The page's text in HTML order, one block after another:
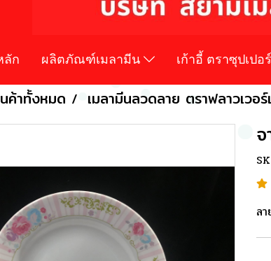
ลัก ผลิตภัณฑ์เมลามีน เก้าอี้ ตราซุปเปอ
ค้าทั้งหมด เมลามีนลวดลาย ตราฟลาวเวอ
ล